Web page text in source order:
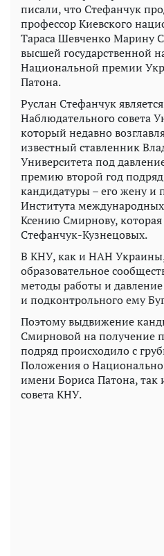
писали, что Стефанчук
профессор Киевского
Тараса Шевченко Марину
высшей государственной
Национальной премии
Патона.
Руслан Стефанчук
Наблюдательного совета
который недавно
известный ставленник
Университета под
премию второй год
кандидатуры – его жену и
Института
Ксению Смирнову,
Стефанчук-Кузнецовых.
В КНУ, как и НАН
образовательное
методы работы и
и подконтрольного ему
Поэтому выдвижение
Смирновой на получение
подряд происходило с
Положения о
имени Бориса Патона, так
совета КНУ.